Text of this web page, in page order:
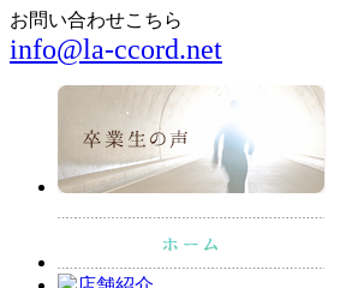
お問い合わせこちら
info@la-ccord.net